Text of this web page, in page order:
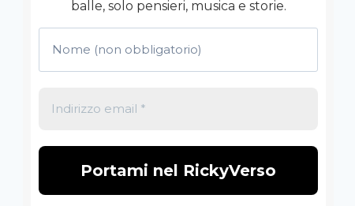
balle, solo pensieri, musica e storie.